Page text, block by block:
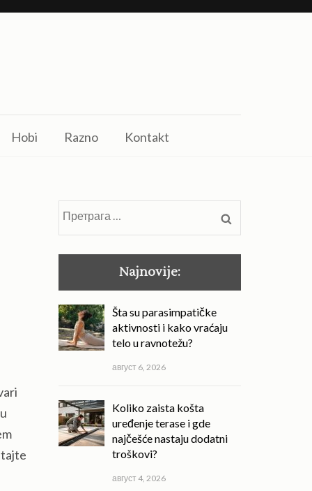
Hobi Razno Kontakt
Претрага
за:
Najnovije:
Šta su parasimpatičke
aktivnosti i kako vraćaju
telo u ravnotežu?
август 6, 2026
Koliko zaista košta
uređenje terase i gde
najčešće nastaju dodatni
troškovi?
август 4, 2026